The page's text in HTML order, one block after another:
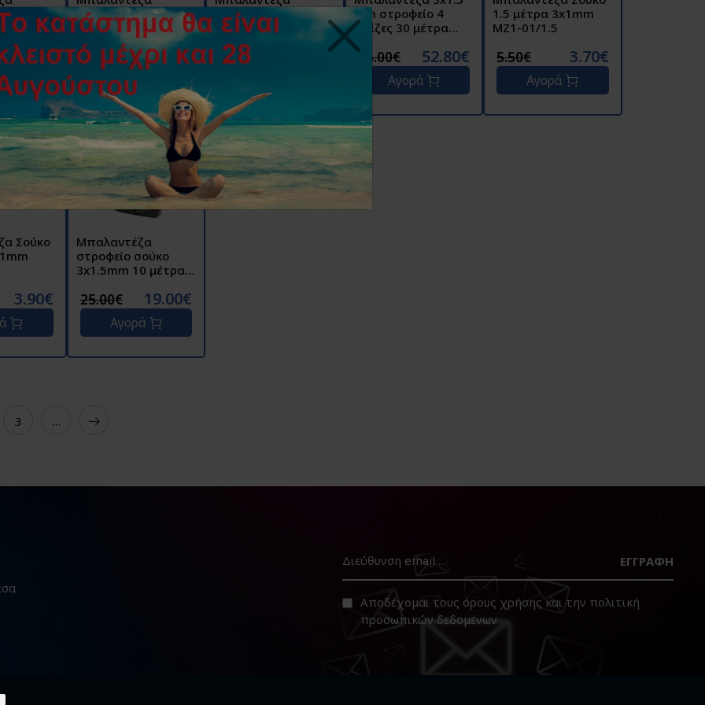
&
50.60€
στροφείο 3x1 mm 4
πρίζες 15 μέτρα
HJR3
26.00€ 21.00€
Αγορά
στροφείο 4Θέσεων
3x1.5mm 20M
008.0071
48.00€ 44.60€
mm στροφείο 4
πρίζες 30 μέτρα
GEH-037 HGI
55.00€ 52.80€
Αγορά
1.5 μέτρα 3x1mm
MZ1-01/1.5
5.50€ 3.70€
Αγορά
Σούκο
3.90€
Μπαλαντέζα
στροφείο σούκο
3x1.5mm 10 μέτρα
25.00€ 19.00€
Αγορά
3 …
ΕΓΓΡΑΦΉ
Αποδέχομαι τους όρους χρήσης και την πολιτική
προσωπικών δεδομένων